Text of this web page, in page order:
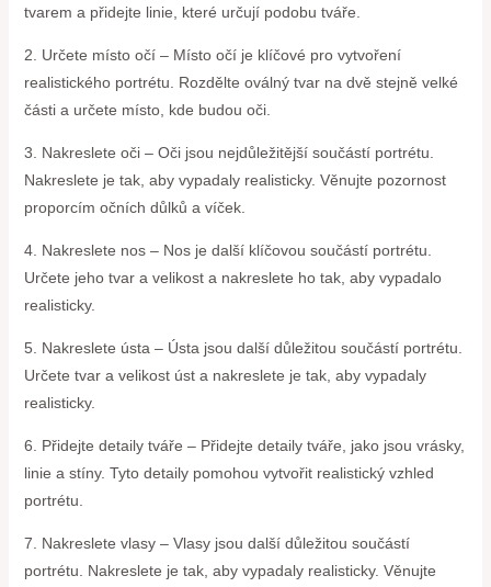
tvarem a přidejte linie, které určují podobu tváře.
2. Určete místo očí – Místo očí je klíčové pro vytvoření
realistického portrétu. Rozdělte oválný tvar na dvě stejně velké
části a určete místo, kde budou oči.
3. Nakreslete oči – Oči jsou nejdůležitější součástí portrétu.
Nakreslete je tak, aby vypadaly realisticky. Věnujte pozornost
proporcím očních důlků a víček.
4. Nakreslete nos – Nos je další klíčovou součástí portrétu.
Určete jeho tvar a velikost a nakreslete ho tak, aby vypadalo
realisticky.
5. Nakreslete ústa – Ústa jsou další důležitou součástí portrétu.
Určete tvar a velikost úst a nakreslete je tak, aby vypadaly
realisticky.
6. Přidejte detaily tváře – Přidejte detaily tváře, jako jsou vrásky,
linie a stíny. Tyto detaily pomohou vytvořit realistický vzhled
portrétu.
7. Nakreslete vlasy – Vlasy jsou další důležitou součástí
portrétu. Nakreslete je tak, aby vypadaly realisticky. Věnujte